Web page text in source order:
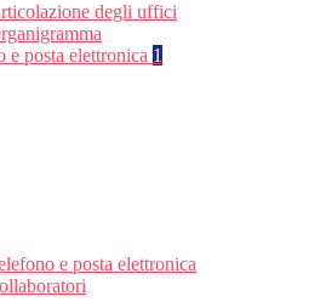
degli uffici
e posta elettronica 1
e posta elettronica